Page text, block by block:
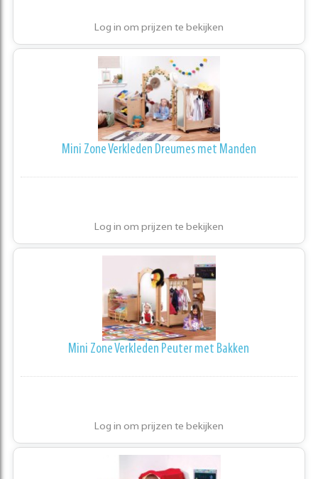
Log in om prijzen te bekijken
Mini Zone Verkleden Dreumes met Manden
Log in om prijzen te bekijken
Mini Zone Verkleden Peuter met Bakken
Log in om prijzen te bekijken